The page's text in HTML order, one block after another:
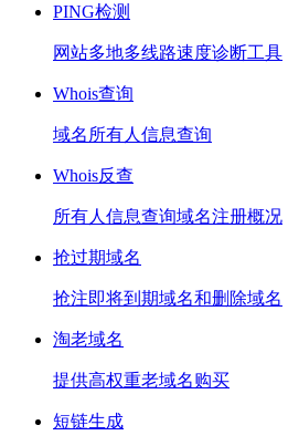
PING检测
网站多地多线路速度诊断工具
Whois查询
域名所有人信息查询
Whois反查
所有人信息查询域名注册概况
抢过期域名
抢注即将到期域名和删除域名
淘老域名
提供高权重老域名购买
短链生成